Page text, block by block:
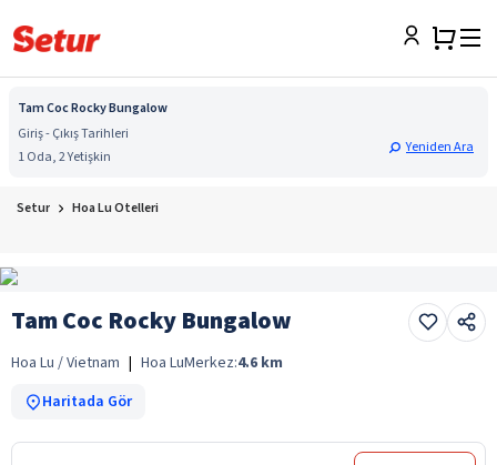
Tam Coc Rocky Bungalow
Giriş - Çıkış Tarihleri
1 Oda, 2 Yetişkin
Yeniden Ara
Setur Hoa Lu Otelleri
Tam Coc Rocky Bungalow
Hoa Lu / Vietnam | Hoa LuMerkez:4.6 km
Haritada Gör